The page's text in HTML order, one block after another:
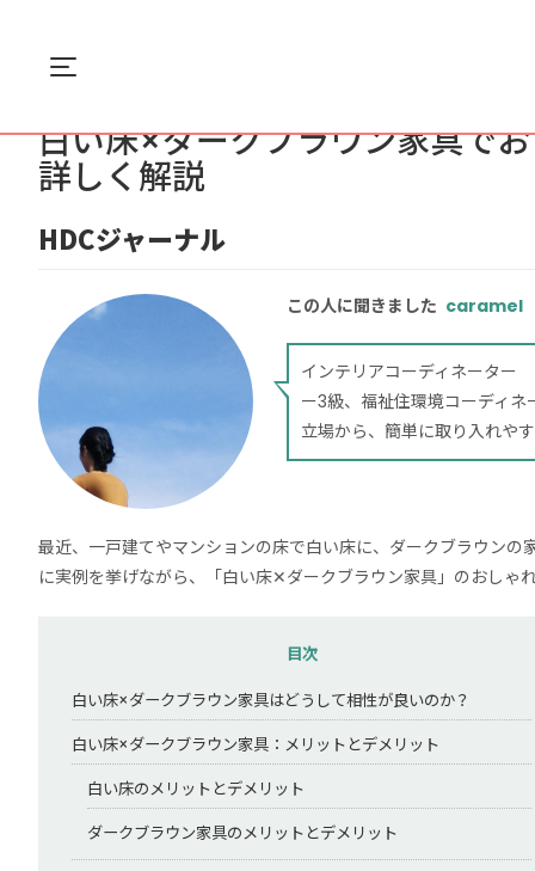
Menu
白い床×ダークブラウン家具で
詳しく解説
HDCジャーナル
この人に聞きました caramel
インテリアコーディネーター
ー3級、福祉住環境コーディ
立場から、簡単に取り入れや
最近、一戸建てやマンションの床で白い床に、ダークブラウン
に実例を挙げながら、「白い床✕ダークブラウン家具」のおしゃ
目次
白い床×ダークブラウン家具はどうして相性が良いのか？
白い床×ダークブラウン家具：メリットとデメリット
白い床のメリットとデメリット
ダークブラウン家具のメリットとデメリット